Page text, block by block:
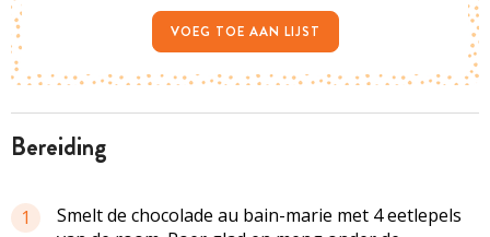
bereiding
1
Smelt de chocolade au bain-marie met 4 eetlepels
VOEG TOE AAN LIJST